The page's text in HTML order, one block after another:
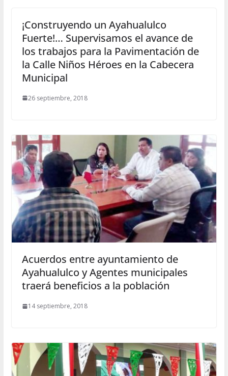
¡Construyendo un Ayahualulco
Fuerte!… Supervisamos el avance de
los trabajos para la Pavimentación de
la Calle Niños Héroes en la Cabecera
Municipal
26 septiembre, 2018
Acuerdos entre ayuntamiento de
Ayahualulco y Agentes municipales
traerá beneficios a la población
14 septiembre, 2018